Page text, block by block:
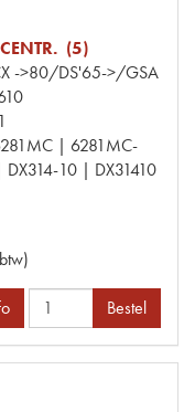
(5)
->80/DS'65->/GSA
| 6281MC-
10 | DX31410
Bestel